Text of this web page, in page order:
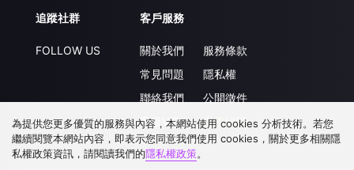
追蹤社群
FOLLOW US
客戶服務
關於我們
常見問題
聯絡我們
升級VIP
服務條款
隱私權
公開徵件
合作洽談
為提供您更多優質的服務與內容，本網站使用 cookies 分析技術。若您
繼續閱覽本網站內容，即表示您同意我們使用 cookies，關於更多相關隱
私權政策資訊，請閱讀我們的隱私權政策。